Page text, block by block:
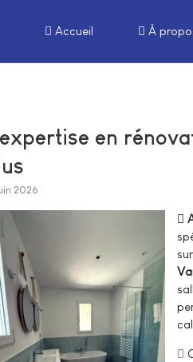
Accueil À
en
2026
sur